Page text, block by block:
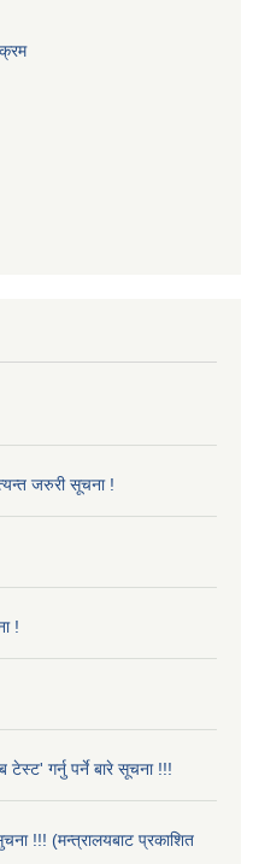
जरुरी सूचना !
!
टेस्ट' गर्नु पर्ने बारे सूचना !!!
!!! (मन्त्रालयबाट प्रकाशित